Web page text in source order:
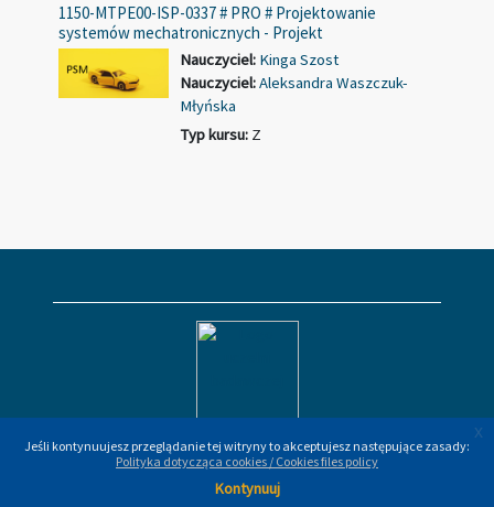
1150-MTPE00-ISP-0337 # PRO # Projektowanie
systemów mechatronicznych - Projekt
Nauczyciel: Kinga Szost
Nauczyciel:Aleksandra Waszczuk-
Młyńska
Typ kursu: Z
Jeśli kontynuujesz przeglądanie tej witryny to akceptujesz następujące zasady:
Polityka dotycząca cookies / Cookies files policy
Kontynuuj
x
Jeśli kontynuujesz przeglądanie tej witryny to akceptujesz następujące zasady:
Polityka dotycząca cookies / Cookies files policy
Kontynuuj
x